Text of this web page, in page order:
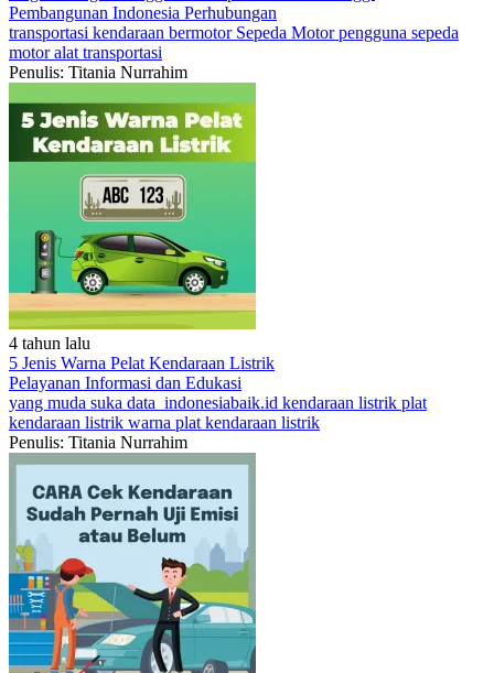
Pembangunan Indonesia Perhubungan
transportasi kendaraan bermotor Sepeda Motorpengguna sepeda
motoralat transportasi
Penulis: Titania Nurrahim
4 tahun lalu
5 Jenis Warna Pelat Kendaraan Listrik
Pelayanan Informasi dan Edukasi
yang muda suka data indonesiabaik.id kendaraan listrik plat
kendaraan listrik warna plat kendaraan listrik
Penulis: Titania Nurrahim